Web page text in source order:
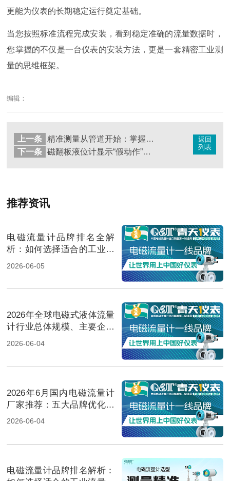
更能为仪表的长期稳定运行奠定基础。
当您按照标准流程完成安装，看到稳定准确的流量数据时，
您掌握的不仅是一台仪表的安装方法，更是一套精密工业测
量的思维框架。
编辑：
返回
列表
上一条
精准测量从管道开始：掌握管段式超声波流量计安装命脉
下一条
磁翻板液位计显示“假动作”？三步锁定真实液位
推荐资讯
电磁流量计品牌排名全解
析：如何选择适合的工业流
量测量方案？
2026-06-05
2026年全球电磁式液体流量
计行业总体规模、主要企业
国内外市场占有率及排名
2026-06-04
2026年6月国内电磁流量计
厂家推荐：五大品牌优化低
电导介质测量解决方案
2026-06-04
电磁流量计品牌排名解析：